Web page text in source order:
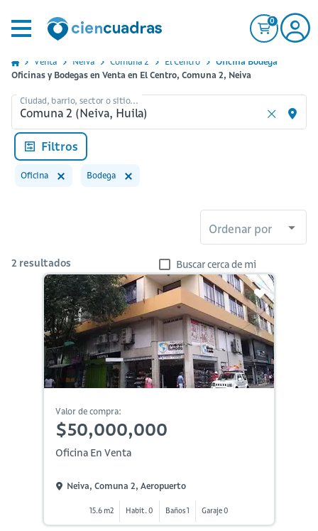
0
Venta Neiva Comuna 2 El Centro
Oficina Bodega
Oficinas y Bodegas en Venta en El Centro, Comuna 2, Neiva
Ciudad, barrio, sector o sitio...
Filtros
Oficina Bodega
Ordenar por
2 resultados Buscar cerca de mi
Valor de compra:
$50,000,000
Oficina En Venta
Neiva, Comuna 2, Aeropuerto
15.6 m2 Habit. 0 Baños 1 Garaje 0